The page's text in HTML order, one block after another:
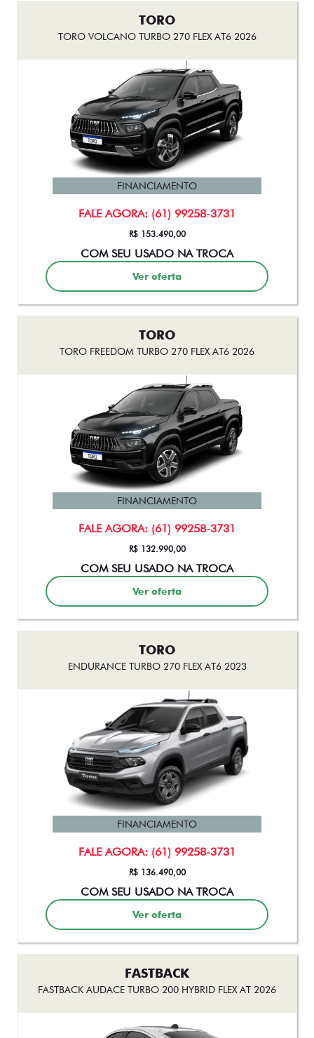
TORO
TORO VOLCANO TURBO 270 FLEX AT6 2026
FALE AGORA: (61) 99258-3731
FINANCIAMENTO
R$ 153.490,00
COM SEU USADO NA TROCA
Ver oferta
TORO
TORO FREEDOM TURBO 270 FLEX AT6 2026
FALE AGORA: (61) 99258-3731
FINANCIAMENTO
R$ 132.990,00
COM SEU USADO NA TROCA
Ver oferta
TORO
ENDURANCE TURBO 270 FLEX AT6 2023
FALE AGORA: (61) 99258-3731
FINANCIAMENTO
R$ 136.490,00
COM SEU USADO NA TROCA
Ver oferta
FASTBACK
FASTBACK AUDACE TURBO 200 HYBRID FLEX AT 2026